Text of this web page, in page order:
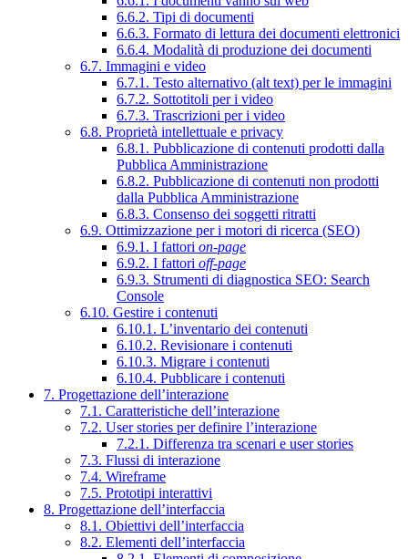
6.6.2. Tipi di documenti
6.6.3. Formato di lettura dei documenti elettronici
6.6.4. Modalità di produzione dei documenti
6.7. Immagini e video
6.7.1. Testo alternativo (alt text) per le immagini
6.7.2. Sottotitoli per i video
6.7.3. Trascrizioni per i video
6.8. Proprietà intellettuale e privacy
6.8.1. Pubblicazione di contenuti prodotti dalla
Pubblica Amministrazione
6.8.2. Pubblicazione di contenuti non prodotti
dalla Pubblica Amministrazione
6.8.3. Consenso dei soggetti ritratti
6.9. Ottimizzazione per i motori di ricerca (SEO)
6.9.1. I fattori on-page
6.9.2. I fattori off-page
6.9.3. Strumenti di diagnostica SEO: Search
Console
6.10. Gestire i contenuti
6.10.1. L’inventario dei contenuti
6.10.2. Revisionare i contenuti
6.10.3. Migrare i contenuti
6.10.4. Pubblicare i contenuti
7. Progettazione dell’interazione
7.1. Caratteristiche dell’interazione
7.2. User stories per definire l’interazione
7.2.1. Differenza tra scenari e user stories
7.3. Flussi di interazione
7.4. Wireframe
7.5. Prototipi interattivi
8. Progettazione dell’interfaccia
8.1. Obiettivi dell’interfaccia
8.2. Elementi dell’interfaccia